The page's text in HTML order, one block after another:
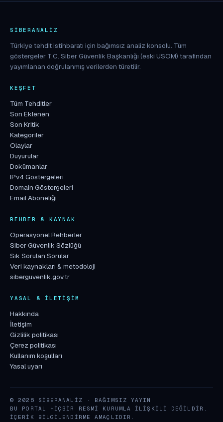
SIBERANALIZ
Türkiye tehdit istihbaratı için bağımsız analiz konsolu. Tüm
göstergeler T.C. Siber Güvenlik Başkanlığı (eski USOM) tarafından
yayımlanan doğrulanmış verilerden türetilir.
KEŞFET
Tüm Tehditler
Son Eklenen
Son Kritik
Kategoriler
Olaylar
Duyurular
Dokümanlar
IPv4 Göstergeleri
Domain Göstergeleri
Email Aboneliği
REHBER & KAYNAK
Operasyonel Rehberler
Siber Güvenlik Sözlüğü
Sık Sorulan Sorular
Veri kaynakları & metodoloji
siberguvenlik.gov.tr
YASAL & İLETIŞIM
Hakkında
İletişim
Gizlilik politikası
Çerez politikası
Kullanım koşulları
Yasal uyarı
© 2026 SIBERANALIZ · BAĞIMSIZ YAYIN
BU PORTAL HIÇBIR RESMI KURUMLA ILIŞKILI DEĞILDIR.
İÇERIK BILGILENDIRME AMAÇLIDIR.